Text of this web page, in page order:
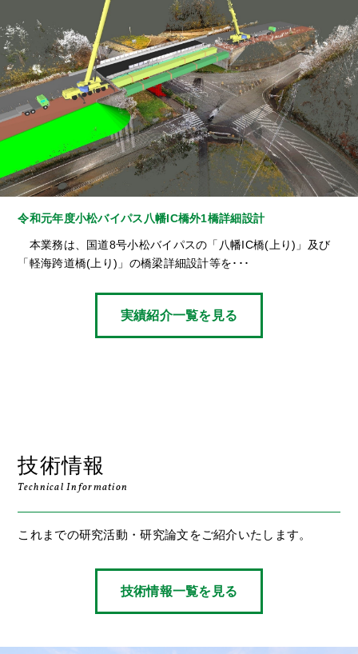
令和元年度小松バイパス八幡IC橋外1橋詳細設計
本業務は、国道8号小松バイパスの「八幡IC橋(上り)」及び
「軽海跨道橋(上り)」の橋梁詳細設計等を･･･
実績紹介一覧を見る
技術情報
Technical Information
これまでの研究活動・研究論文をご紹介いたします。
技術情報一覧を見る